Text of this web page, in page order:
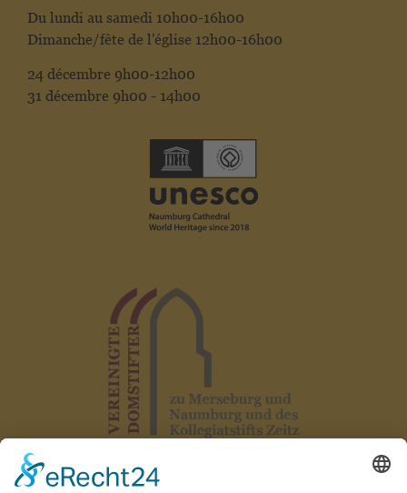
Du lundi au samedi 10h00-16h00
Dimanche/fête de l'église 12h00-16h00
24 décembre 9h00-12h00
31 décembre 9h00 - 14h00